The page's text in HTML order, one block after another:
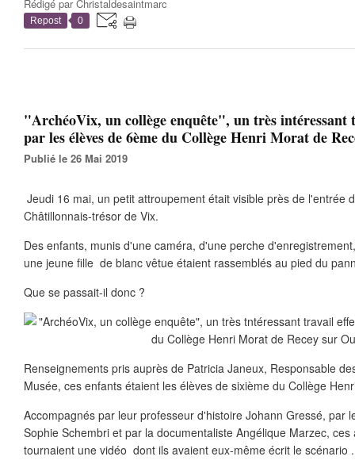
Rédigé parChristaldesaintmarc
Repost 0
"ArchéoVix, un collège enquête", un très intéressant
par les élèves de 6ème du Collège Henri Morat de
Publié le 26 Mai 2019
Jeudi 16 mai, un petit attroupement était visible près de l'entrée
Châtillonnais-trésor de Vix.
Des enfants, munis d'une caméra, d'une perche
une jeune fille de blanc vêtue étaient rassemblés au pied du
Que se passait-il donc ?
Renseignements pris auprès de Patricia Janeux, Responsable
Musée, ces enfants étaient les élèves de sixième du Collège
Accompagnés par leur professeur d'histoire Johann Gressé, par
Sophie Schembri et par la documentaliste Angélique Marzec,
tournaient une vidéo dont ils avaient eux-même écrit le scénario